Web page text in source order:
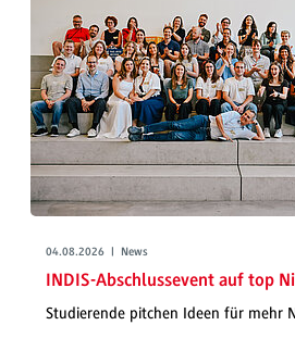
04.08.2026 | News
INDIS-Abschlussevent auf top
Studierende pitchen Ideen für mehr